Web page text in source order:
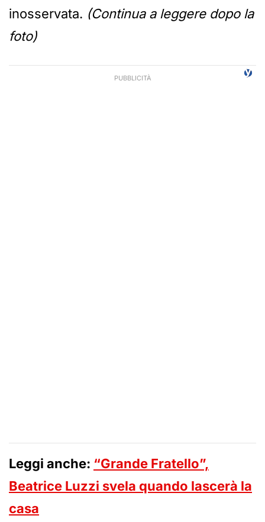
inosservata. (Continua a leggere dopo la
foto)
Leggi anche: “Grande Fratello”,
Beatrice Luzzi svela quando lascerà la
casa